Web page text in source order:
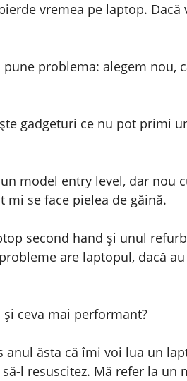
vremea pe laptop.
problema: alegem
gadgeturi ce nu pot primi
model entry level, dar nou
se face pielea de găină.
second hand și unul
are laptopul, dacă
ceva mai performant?
anul ăsta că îmi voi lua un
l resuscitez. Mă refer la un